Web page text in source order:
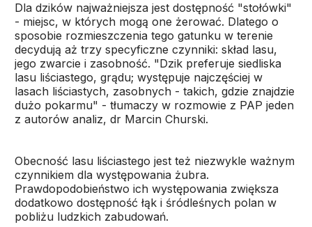
Dla dzików najważniejsza jest dostępność "stołówki"
- miejsc, w których mogą one żerować. Dlatego o
sposobie rozmieszczenia tego gatunku w terenie
decydują aż trzy specyficzne czynniki: skład lasu,
jego zwarcie i zasobność. "Dzik preferuje siedliska
lasu liściastego, grądu; występuje najczęściej w
lasach liściastych, zasobnych - takich, gdzie znajdzie
dużo pokarmu" - tłumaczy w rozmowie z PAP jeden
z autorów analiz, dr Marcin Churski.
Obecność lasu liściastego jest też niezwykle ważnym
czynnikiem dla występowania żubra.
Prawdopodobieństwo ich występowania zwiększa
dodatkowo dostępność łąk i śródleśnych polan w
pobliżu ludzkich zabudowań.